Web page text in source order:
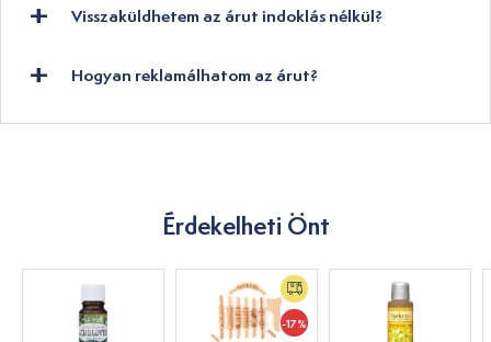
Visszaküldhetem az árut indoklás nélkül?
Hogyan reklamálhatom az árut?
Érdekelheti Önt
-17%